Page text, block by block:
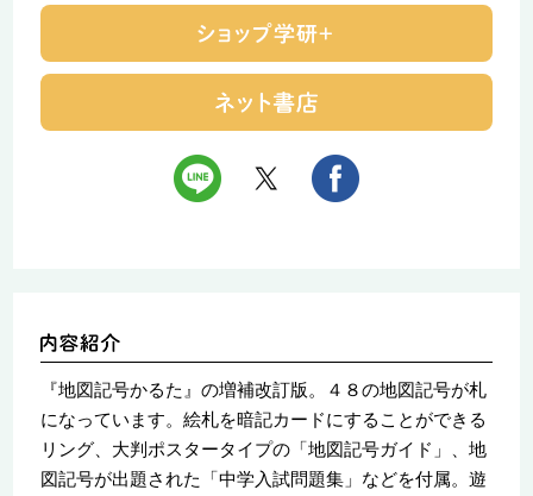
『地図記号かるた』の増補改訂版。４８の地図記号が札
になっています。絵札を暗記カードにすることができる
リング、大判ポスタータイプの「地図記号ガイド」、地
図記号が出題された「中学入試問題集」などを付属。遊